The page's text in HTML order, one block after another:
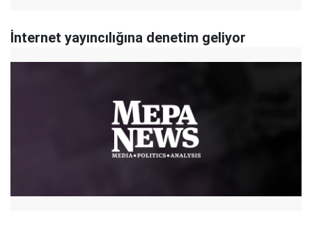
İnternet yayıncılığına denetim geliyor